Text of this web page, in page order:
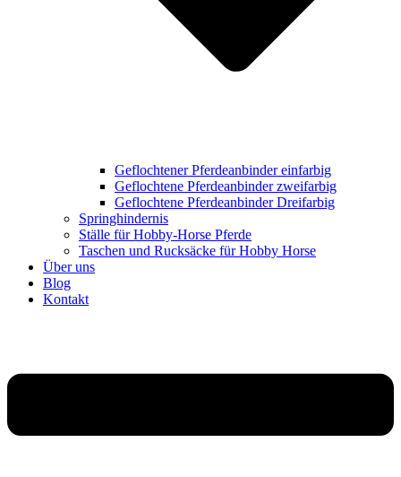
Geflochtener Pferdeanbinder einfarbig
Geflochtene Pferdeanbinder zweifarbig
Geflochtene Pferdeanbinder Dreifarbig
Springhindernis
Ställe für Hobby-Horse Pferde
Taschen und Rucksäcke für Hobby Horse
Über uns
Blog
Kontakt